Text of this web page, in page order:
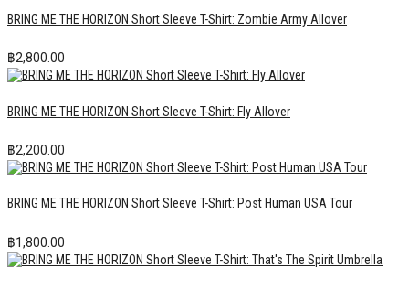
BRING ME THE HORIZON Short Sleeve T-Shirt: Zombie Army Allover
฿2,800.00
BRING ME THE HORIZON Short Sleeve T-Shirt: Fly Allover
฿2,200.00
BRING ME THE HORIZON Short Sleeve T-Shirt: Post Human USA Tour
฿1,800.00